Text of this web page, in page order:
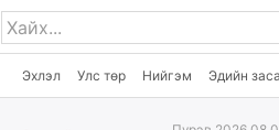
Эхлэл Улс төр Нийгэм Эдийн